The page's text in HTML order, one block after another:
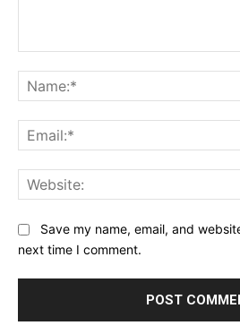
Save my name, email, and
next time I comment.